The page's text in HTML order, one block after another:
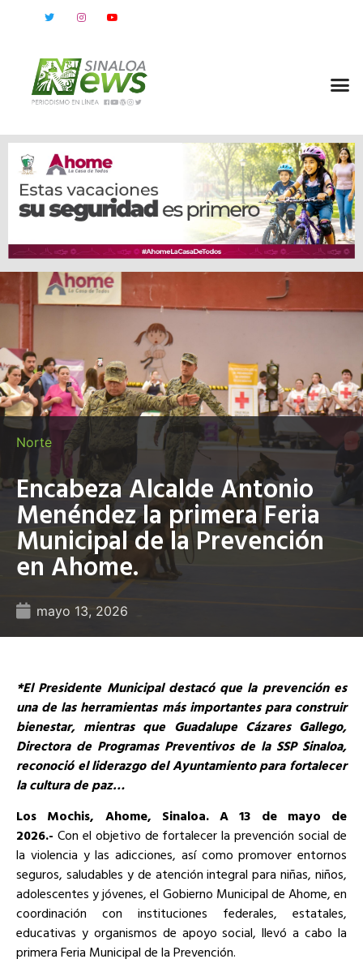
Norte
Encabeza Alcalde Antonio
Menéndez la primera Feria
Municipal de la Prevención
en Ahome.
mayo 13, 2026
*El Presidente Municipal destacó que la prevención es
una de las herramientas más importantes para construir
bienestar, mientras que Guadalupe Cázares Gallego,
Directora de Programas Preventivos de la SSP Sinaloa,
reconoció el liderazgo del Ayuntamiento para fortalecer
la cultura de paz…
Los Mochis, Ahome, Sinaloa. A 13 de mayo de
2026.- Con el objetivo de fortalecer la prevención social de
la violencia y las adicciones, así como promover entornos
seguros, saludables y de atención integral para niñas, niños,
adolescentes y jóvenes, el Gobierno Municipal de Ahome, en
coordinación con instituciones federales, estatales,
educativas y organismos de apoyo social, llevó a cabo la
primera Feria Municipal de la Prevención.